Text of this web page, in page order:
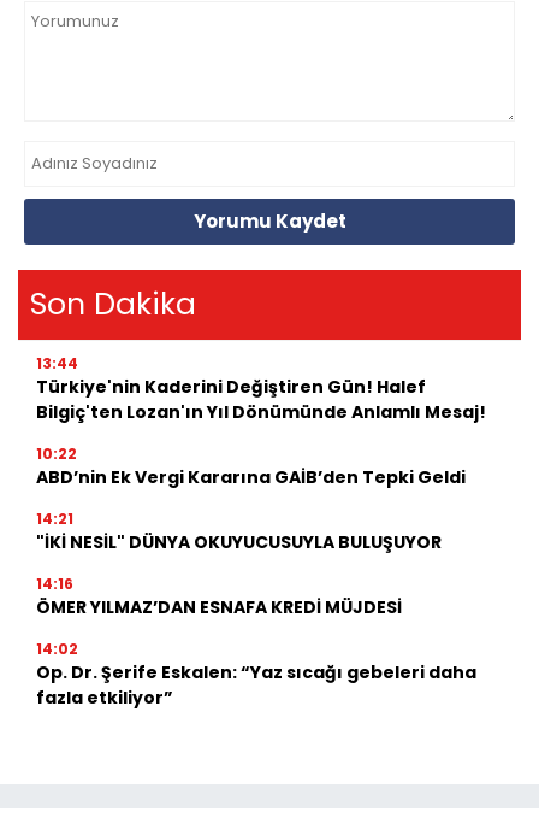
Yorumu Kaydet
Son Dakika
13:44
Türkiye'nin Kaderini Değiştiren Gün! Halef
Bilgiç'ten Lozan'ın Yıl Dönümünde Anlamlı Mesaj!
10:22
ABD’nin Ek Vergi Kararına GAİB’den Tepki Geldi
14:21
"İKİ NESİL" DÜNYA OKUYUCUSUYLA BULUŞUYOR
14:16
ÖMER YILMAZ’DAN ESNAFA KREDİ MÜJDESİ
14:02
Op. Dr. Şerife Eskalen: “Yaz sıcağı gebeleri daha
fazla etkiliyor”